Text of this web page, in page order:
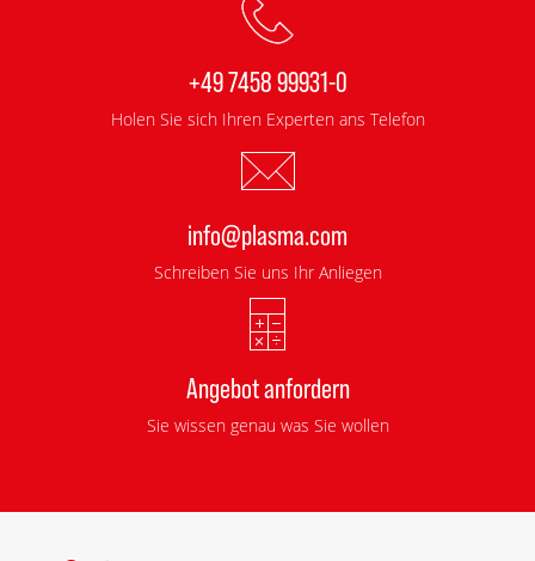
+49 7458 99931-0
Holen Sie sich Ihren Experten ans Telefon
info@plasma.com
Schreiben Sie uns Ihr Anliegen
Angebot anfordern
Sie wissen genau was Sie wollen